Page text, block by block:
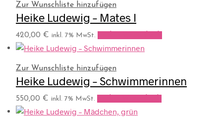
Zur Wunschliste hinzufügen
Heike Ludewig – Mates I
420,00 € inkl. 7% MwSt.
Zur Wunschliste hinzufügen
Heike Ludewig – Schwimmerinnen
550,00 € inkl. 7% MwSt.